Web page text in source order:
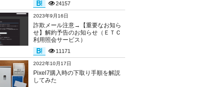
24157
2023年9月16日
詐欺メール注意→【重要なお知ら
せ】解約予告のお知らせ（ＥＴＣ
利用照会サービス）
11171
2022年10月17日
Pixel7購入時の下取り手順を解説
してみた